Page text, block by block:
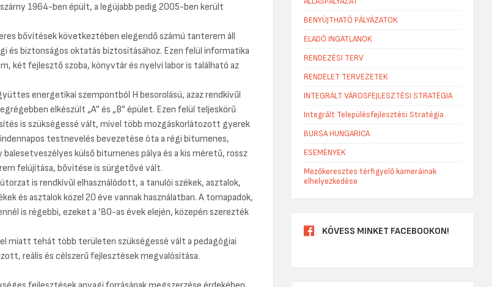
1964-ben épült, a legújabb pedig 2005-ben került
bővítések következtében elegendő számú tanterem áll
és biztonságos oktatás biztosításához. Ezen felül informatika
két fejlesztő szoba, könyvtár és nyelvi labor is található az
energetikai szempontból H besorolású, azaz rendkívűl
elkészült „A” és „B” épület. Ezen felül teljeskörű
is szükségessé vált, mivel több mozgáskorlátozott gyerek
testnevelés bevezetése óta a régi bitumenes,
külső bitumenes pálya és a kis méretű, rossz
felújítása, bővítése is sürgetővé vált.
is rendkívűl elhasználódott, a tanulói székek, asztalok,
és asztalok közel 20 éve vannak használatban. A tornapadok,
is régebbi, ezeket a ’80-as évek elején, közepén szerezték
miatt tehát több területen szükségessé vált a pedagógiai
reális és célszerű fejlesztések megvalósítása.
BENYÚJTHATÓ PÁLYÁZATOK
ELADÓ INGATLANOK
RENDEZÉSI TERV
RENDELET TERVEZETEK
INTEGRÁLT VÁROSFEJLESZTÉSI STRATÉGIA
Integrált Településfejlesztési Stratégia
BURSA HUNGARICA
ESEMÉNYEK
Mezőkeresztes térfigyelő kameráinak
elhelyezkedése
KÖVESS MINKET FACEBOOKON!